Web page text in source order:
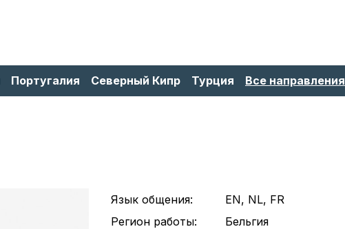
Португалия Северный Кипр Турция Все направления
Язык общения:
EN, NL, FR
Регион работы:
Бельгия